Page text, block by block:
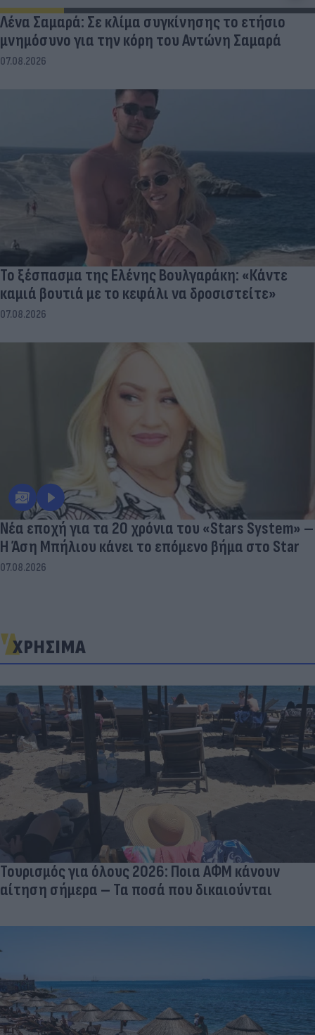
Λένα Σαμαρά: Σε κλίμα συγκίνησης το ετήσιο
μνημόσυνο για την κόρη του Αντώνη Σαμαρά
07.08.2026
Το ξέσπασμα της Ελένης Βουλγαράκη: «Κάντε
καμιά βουτιά με το κεφάλι να δροσιστείτε»
07.08.2026
Νέα εποχή για τα 20 χρόνια του «Stars System» –
Η Άση Μπήλιου κάνει το επόμενο βήμα στο Star
07.08.2026
ΧΡΗΣΙΜΑ
Τουρισμός για όλους 2026: Ποια ΑΦΜ κάνουν
αίτηση σήμερα – Τα ποσά που δικαιούνται